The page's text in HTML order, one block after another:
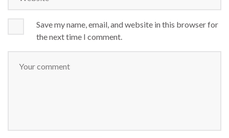
Save my name, email, and website in this browser for
the next time I comment.